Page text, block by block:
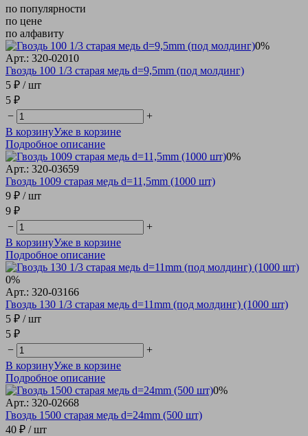
по популярности
по цене
по алфавиту
0%
Арт.: 320-02010
Гвоздь 100 1/3 старая медь d=9,5mm (под молдинг)
5 ₽ / шт
5 ₽
−
+
В корзинуУже в корзине
Подробное описание
0%
Арт.: 320-03659
Гвоздь 1009 старая медь d=11,5mm (1000 шт)
9 ₽ / шт
9 ₽
−
+
В корзинуУже в корзине
Подробное описание
0%
Арт.: 320-03166
Гвоздь 130 1/3 старая медь d=11mm (под молдинг) (1000 шт)
5 ₽ / шт
5 ₽
−
+
В корзинуУже в корзине
Подробное описание
0%
Арт.: 320-02668
Гвоздь 1500 старая медь d=24mm (500 шт)
40 ₽ / шт